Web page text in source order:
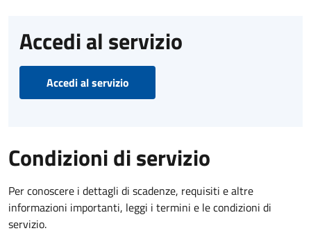
Accedi al servizio
Accedi al servizio
Condizioni di servizio
Per conoscere i dettagli di scadenze, requisiti e altre
informazioni importanti, leggi i termini e le condizioni di
servizio.